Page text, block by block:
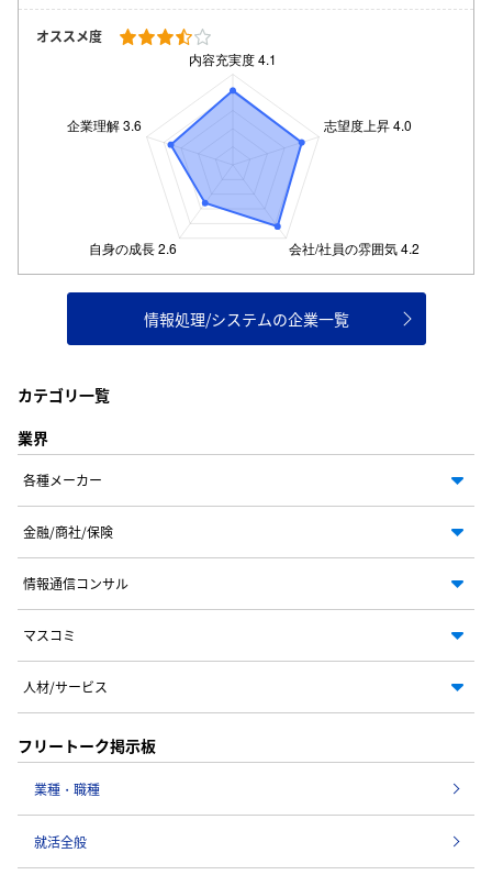
オススメ度
情報処理/システムの企業一覧
カテゴリ一覧
業界
各種メーカー
金融/商社/保険
情報通信コンサル
マスコミ
人材/サービス
フリートーク掲示板
業種・職種
就活全般